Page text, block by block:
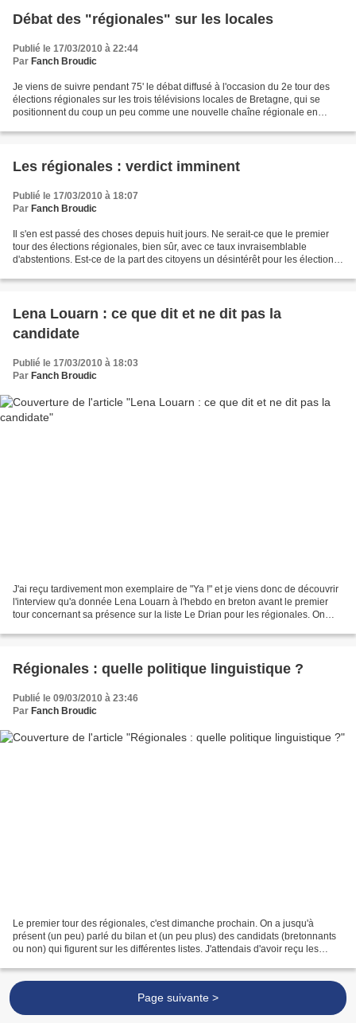
Débat des "régionales" sur les locales
Publié le 17/03/2010 à 22:44
Par Fanch Broudic
Je viens de suivre pendant 75' le débat diffusé à l'occasion du 2e tour des
élections régionales sur les trois télévisions locales de Bretagne, qui se
positionnent du coup un peu comme une nouvelle chaîne régionale en
Les régionales : verdict imminent
Publié le 17/03/2010 à 18:07
Par Fanch Broudic
Il s'en est passé des choses depuis huit jours. Ne serait-ce que le premier
tour des élections régionales, bien sûr, avec ce taux invraisemblable
d'abstentions. Est-ce de la part des citoyens un désintérêt pour les élections
Lena Louarn : ce que dit et ne dit pas la
candidate
Publié le 17/03/2010 à 18:03
Par Fanch Broudic
J'ai reçu tardivement mon exemplaire de "Ya !" et je viens donc de découvrir
l'interview qu'a donnée Lena Louarn à l'hebdo en breton avant le premier
tour concernant sa présence sur la liste Le Drian pour les régionales. On
Régionales : quelle politique linguistique ?
Publié le 09/03/2010 à 23:46
Par Fanch Broudic
Le premier tour des régionales, c'est dimanche prochain. On a jusqu'à
présent (un peu) parlé du bilan et (un peu plus) des candidats (bretonnants
ou non) qui figurent sur les différentes listes. J'attendais d'avoir reçu les
Page suivante >